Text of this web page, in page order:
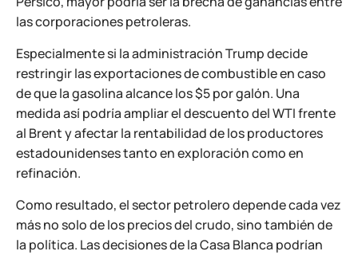
las corporaciones petroleras.
Especialmente si la administración Trump decide
restringir las exportaciones de combustible en caso
de que la gasolina alcance los $5 por galón. Una
medida así podría ampliar el descuento del WTI frente
al Brent y afectar la rentabilidad de los productores
estadounidenses tanto en exploración como en
refinación.
Como resultado, el sector petrolero depende cada vez
más no solo de los precios del crudo, sino también de
la política. Las decisiones de la Casa Blanca podrían